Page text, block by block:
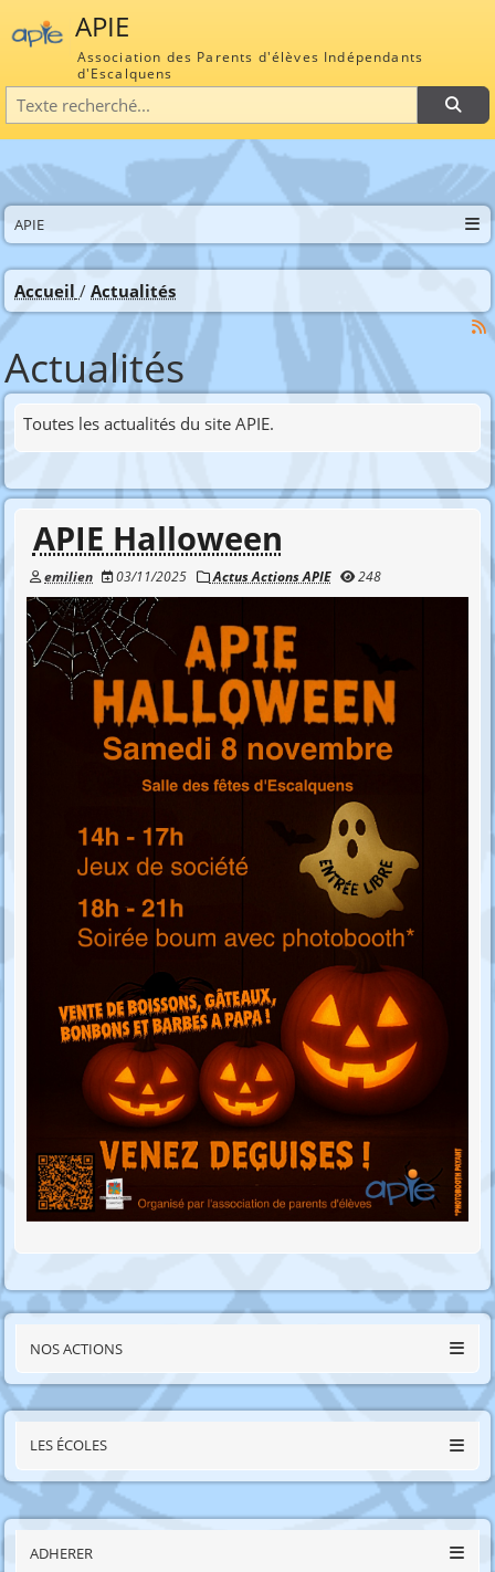
APIE
Association des Parents d'élèves Indépendants
d'Escalquens
Recherche
NOS ACTIONS
LES ÉCOLES
APIE
Accueil Actualités
Actualités
Toutes les actualités du site APIE.
APIE Halloween
emilien 03/11/2025 Actus Actions APIE 248
ADHERER